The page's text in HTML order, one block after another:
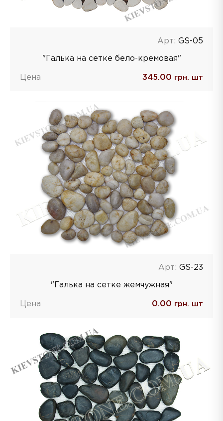
Арт: GS-05
"Галька на сетке бело-кремовая"
Цена 345.00 грн. шт
Арт: GS-23
"Галька на сетке жемчужная"
Цена 0.00 грн. шт